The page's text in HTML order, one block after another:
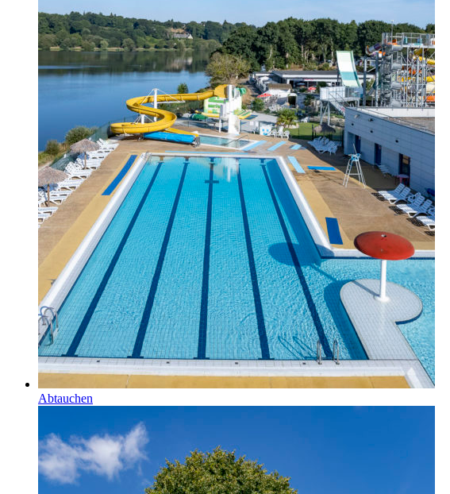
Abtauchen